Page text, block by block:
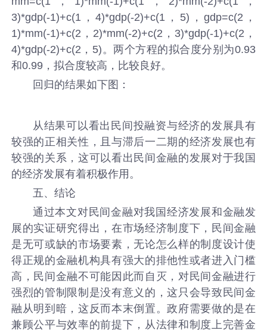
3)*gdp(-1)+c(1，4)*gdp(-2)+c(1，5)，gdp=c(2，
1)*mm(-1)+c(2，2)*mm(-2)+c(2，3)*gdp(-1)+c(2，
4)*gdp(-2)+c(2，5)。两个方程的拟合度分别为0.93
和0.99，拟合度较高，比较良好。
回归的结果如下图：
从结果可以看出民间投融资与经济的发展具有
较强的正相关性，且与滞后一二期的经济发展也有
较强的关系，这可以看出民间金融的发展对于我国
的经济发展有着积极作用。
五、结论
通过本文对民间金融对我国经济发展和金融发
展的实证研究得出，在市场经济制度下，民间金融
是无可或缺的市场要素，无论怎么样的制度设计使
得正规的金融机构具有强大的排他性或者进入门槛
高，民间金融不可能因此而自灭，对民间金融进行
强烈的管制限制是没有意义的，这只会导致民间金
融从明到暗，这反而本末倒置。政府需要做的是在
兼顾公平与效率的前提下，从法律和制度上完善金